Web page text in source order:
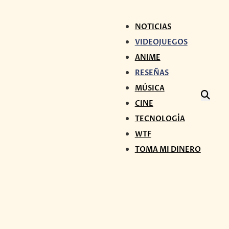
NOTICIAS
VIDEOJUEGOS
ANIME
RESEÑAS
MÚSICA
CINE
TECNOLOGÍA
WTF
TOMA MI DINERO